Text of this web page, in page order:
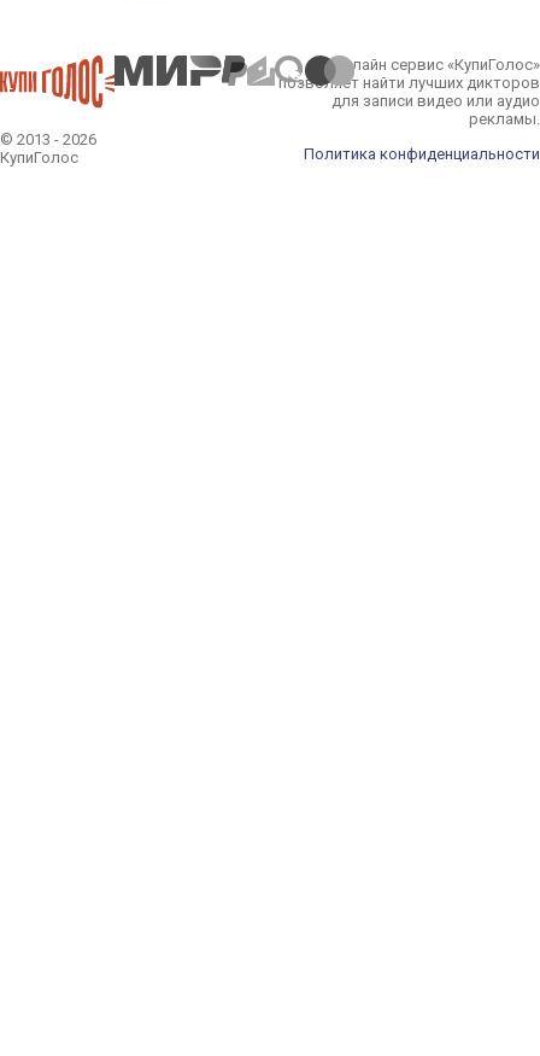
© 2013 - 2026
КупиГолос
Онлайн сервис «КупиГолос»
позволяет найти лучших дикторов
для записи видео или аудио
рекламы.
Политика конфиденциальности